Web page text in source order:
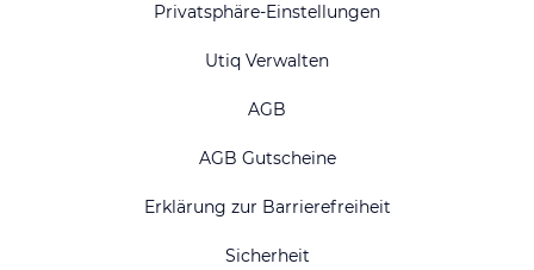
Privatsphäre-Einstellungen
Utiq Verwalten
AGB
AGB Gutscheine
Erklärung zur Barrierefreiheit
Sicherheit